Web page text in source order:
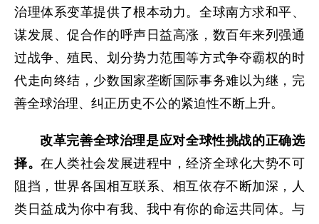
治理体系变革提供了根本动力。全球南方求和平、
谋发展、促合作的呼声日益高涨，数百年来列强通
过战争、殖民、划分势力范围等方式争夺霸权的时
代走向终结，少数国家垄断国际事务难以为继，完
善全球治理、纠正历史不公的紧迫性不断上升。
改革完善全球治理是应对全球性挑战的正确选
择。在人类社会发展进程中，经济全球化大势不可
阻挡，世界各国相互联系、相互依存不断加深，人
类日益成为你中有我、我中有你的命运共同体。与